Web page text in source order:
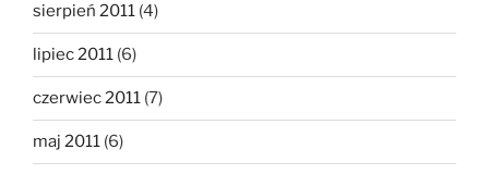
sierpień 2011 (4)
lipiec 2011 (6)
czerwiec 2011 (7)
maj 2011 (6)